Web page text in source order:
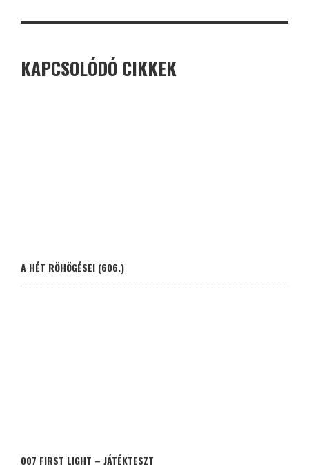
KAPCSOLÓDÓ CIKKEK
A HÉT RÖHÖGÉSEI (606.)
007 FIRST LIGHT – JÁTÉKTESZT